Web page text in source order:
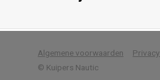
Algemene voorwaarden
© Kuipers Nautic